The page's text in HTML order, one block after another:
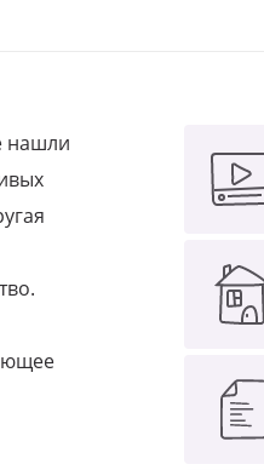
нашли